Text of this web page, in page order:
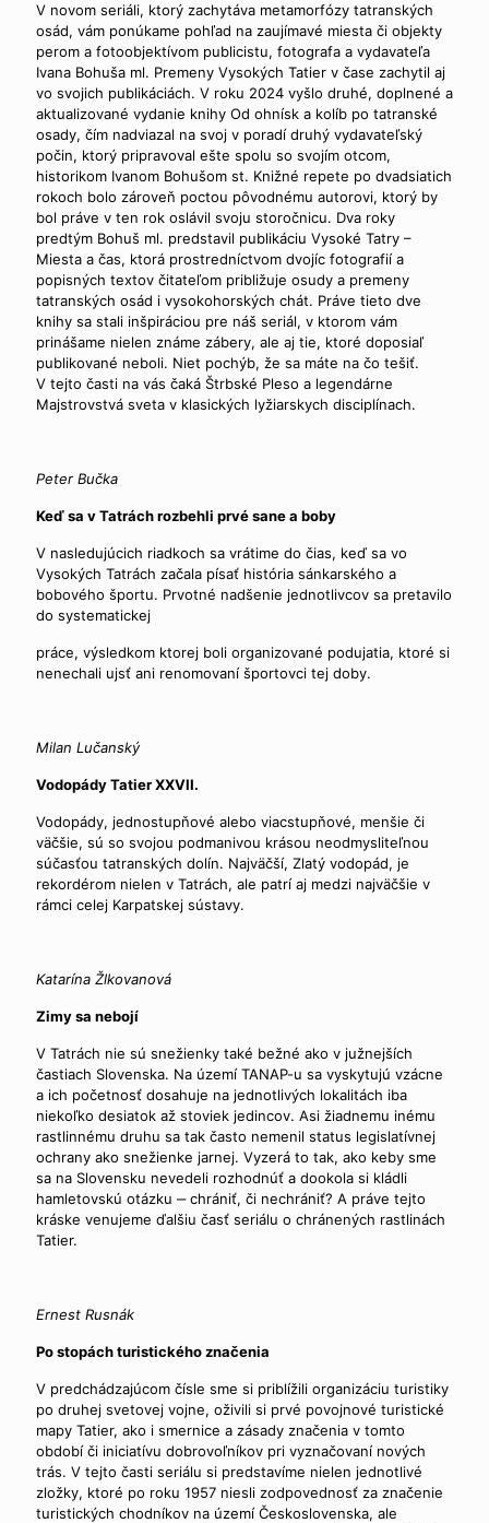
V novom seriáli, ktorý zachytáva metamorfózy tatranských
osád, vám ponúkame pohľad na zaujímavé miesta či objekty
perom a fotoobjektívom publicistu, fotografa a vydavateľa
Ivana Bohuša ml. Premeny Vysokých Tatier v čase zachytil aj
vo svojich publikáciách. V roku 2024 vyšlo druhé, doplnené a
aktualizované vydanie knihy Od ohnísk a kolíb po tatranské
osady, čím nadviazal na svoj v poradí druhý vydavateľský
počin, ktorý pripravoval ešte spolu so svojím otcom,
historikom Ivanom Bohušom st. Knižné repete po dvadsiatich
rokoch bolo zároveň poctou pôvodnému autorovi, ktorý by
bol práve v ten rok oslávil svoju storočnicu. Dva roky
predtým Bohuš ml. predstavil publikáciu Vysoké Tatry –
Miesta a čas, ktorá prostredníctvom dvojíc fotografií a
popisných textov čitateľom približuje osudy a premeny
tatranských osád i vysokohorských chát. Práve tieto dve
knihy sa stali inšpiráciou pre náš seriál, v ktorom vám
prinášame nielen známe zábery, ale aj tie, ktoré doposiaľ
publikované neboli. Niet pochýb, že sa máte na čo tešiť.
V tejto časti na vás čaká Štrbské Pleso a legendárne
Majstrovstvá sveta v klasických lyžiarskych disciplínach.
Peter Bučka
Keď sa v Tatrách rozbehli prvé sane a boby
V nasledujúcich riadkoch sa vrátime do čias, keď sa vo
Vysokých Tatrách začala písať história sánkarského a
bobového športu. Prvotné nadšenie jednotlivcov sa pretavilo
do systematickej
práce, výsledkom ktorej boli organizované podujatia, ktoré si
nenechali ujsť ani renomovaní športovci tej doby.
Milan Lučanský
Vodopády Tatier XXVII.
Vodopády, jednostupňové alebo viacstupňové, menšie či
väčšie, sú so svojou podmanivou krásou neodmysliteľnou
súčasťou tatranských dolín. Najväčší, Zlatý vodopád, je
rekordérom nielen v Tatrách, ale patrí aj medzi najväčšie v
rámci celej Karpatskej sústavy.
Katarína Žlkovanová
Zimy sa nebojí
V Tatrách nie sú snežienky také bežné ako v južnejších
častiach Slovenska. Na území TANAP-u sa vyskytujú vzácne
a ich početnosť dosahuje na jednotlivých lokalitách iba
niekoľko desiatok až stoviek jedincov. Asi žiadnemu inému
rastlinnému druhu sa tak často nemenil status legislatívnej
ochrany ako snežienke jarnej. Vyzerá to tak, ako keby sme
sa na Slovensku nevedeli rozhodnúť a dookola si kládli
hamletovskú otázku ‒ chrániť, či nechrániť? A práve tejto
kráske venujeme ďalšiu časť seriálu o chránených rastlinách
Tatier.
Ernest Rusnák
Po stopách turistického značenia
V predchádzajúcom čísle sme si priblížili organizáciu turistiky
po druhej svetovej vojne, oživili si prvé povojnové turistické
mapy Tatier, ako i smernice a zásady značenia v tomto
období či iniciatívu dobrovoľníkov pri vyznačovaní nových
trás. V tejto časti seriálu si predstavíme nielen jednotlivé
zložky, ktoré po roku 1957 niesli zodpovednosť za značenie
turistických chodníkov na území Československa, ale